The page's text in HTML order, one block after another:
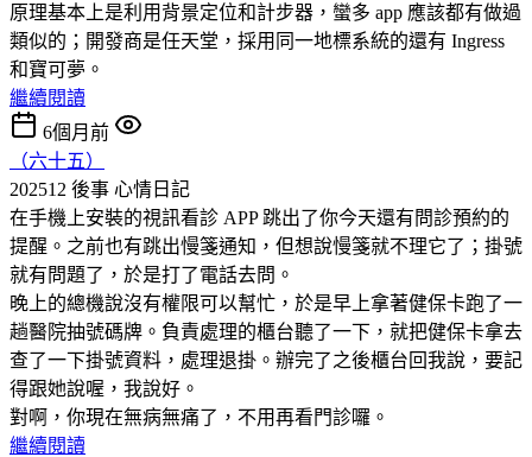
原理基本上是利用背景定位和計步器，蠻多 app 應該都有做過
類似的；開發商是任天堂，採用同一地標系統的還有 Ingress
和寶可夢。
繼續閱讀
6個月前
（六十五）
202512 後事 心情日記
在手機上安裝的視訊看診 APP 跳出了你今天還有問診預約的
提醒。之前也有跳出慢箋通知，但想說慢箋就不理它了；掛號
就有問題了，於是打了電話去問。
晚上的總機說沒有權限可以幫忙，於是早上拿著健保卡跑了一
趟醫院抽號碼牌。負責處理的櫃台聽了一下，就把健保卡拿去
查了一下掛號資料，處理退掛。辦完了之後櫃台回我說，要記
得跟她說喔，我說好。
對啊，你現在無病無痛了，不用再看門診囉。
繼續閱讀